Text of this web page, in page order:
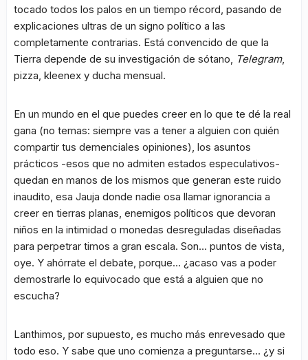
tocado todos los palos en un tiempo récord, pasando de
explicaciones ultras de un signo político a las
completamente contrarias. Está convencido de que la
Tierra depende de su investigación de sótano,
Telegram,
pizza, kleenex y ducha mensual.
En un mundo en el que puedes creer en lo que te dé la real
gana (no temas: siempre vas a tener a alguien con quién
compartir tus demenciales opiniones), los asuntos
prácticos -esos que no admiten estados especulativos-
quedan en manos de los mismos que generan este ruido
inaudito, esa Jauja donde nadie osa llamar ignorancia a
creer en tierras planas, enemigos políticos que devoran
niños en la intimidad o monedas desreguladas diseñadas
para perpetrar timos a gran escala. Son… puntos de vista,
oye. Y ahórrate el debate, porque… ¿acaso vas a poder
demostrarle lo equivocado que está a alguien que no
escucha?
Lanthimos, por supuesto, es mucho más enrevesado que
todo eso. Y sabe que uno comienza a preguntarse… ¿y si